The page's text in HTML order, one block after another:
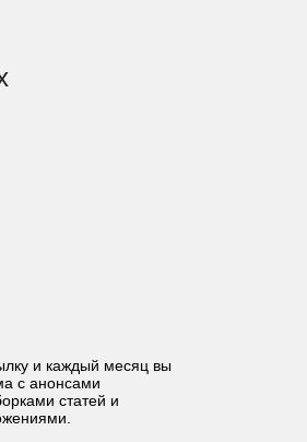
и каждый месяц вы
с анонсами
статей и